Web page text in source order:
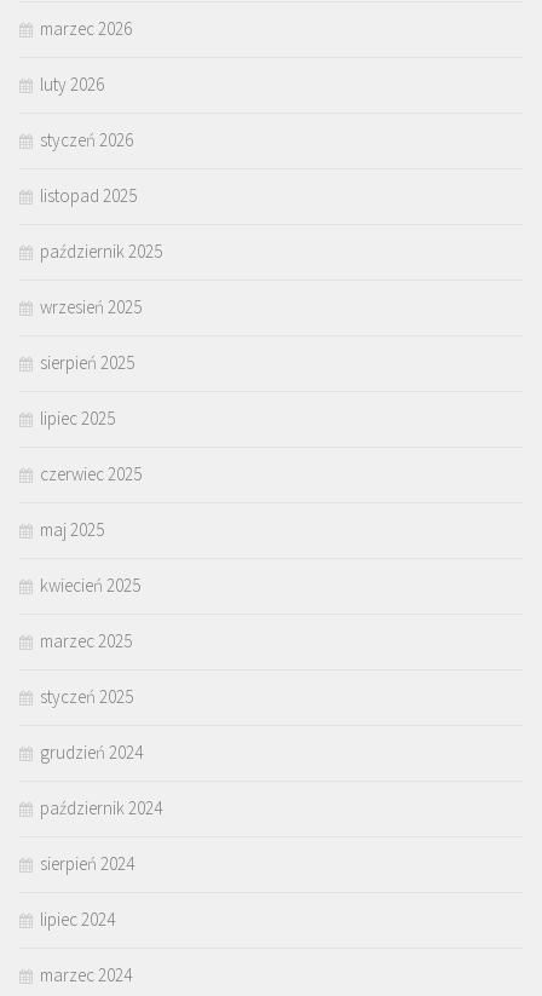
marzec 2026
luty 2026
styczeń 2026
listopad 2025
październik 2025
wrzesień 2025
sierpień 2025
lipiec 2025
czerwiec 2025
maj 2025
kwiecień 2025
marzec 2025
styczeń 2025
grudzień 2024
październik 2024
sierpień 2024
lipiec 2024
marzec 2024